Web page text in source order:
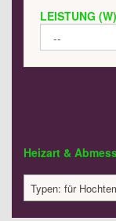
LEISTUNG (W)
Heizart &